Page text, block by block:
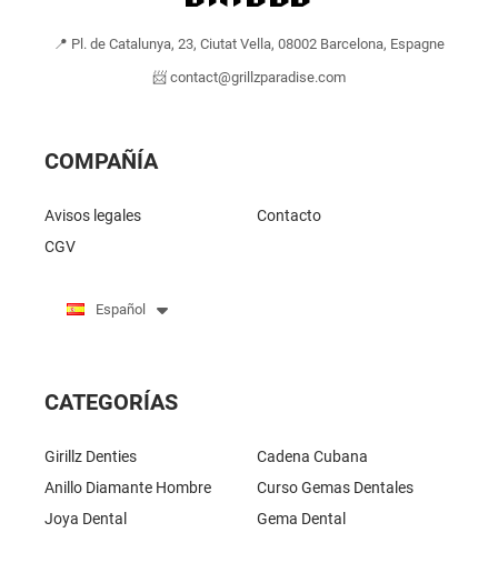
📍 Pl. de Catalunya, 23, Ciutat Vella, 08002 Barcelona, Espagne
📨 contact@grillzparadise.com
COMPAÑÍA
Avisos legales
CGV
Contacto
Español
CATEGORÍAS
Girillz Denties
Anillo Diamante Hombre
Joya Dental
Cadena Cubana
Curso Gemas Dentales
Gema Dental